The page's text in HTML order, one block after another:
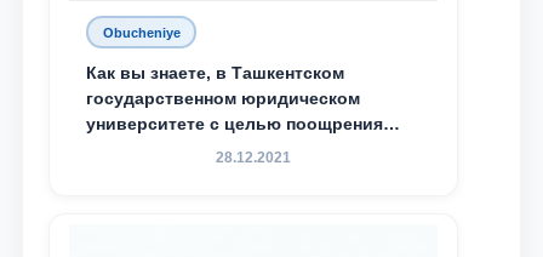
Obucheniye
Как вы знаете, в Ташкентском
государственном юридическом
университете с целью поощрения
талантливых, активных и
28.12.2021